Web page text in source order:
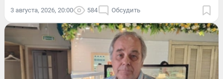
3 августа, 2026, 20:00 584 Обсудить